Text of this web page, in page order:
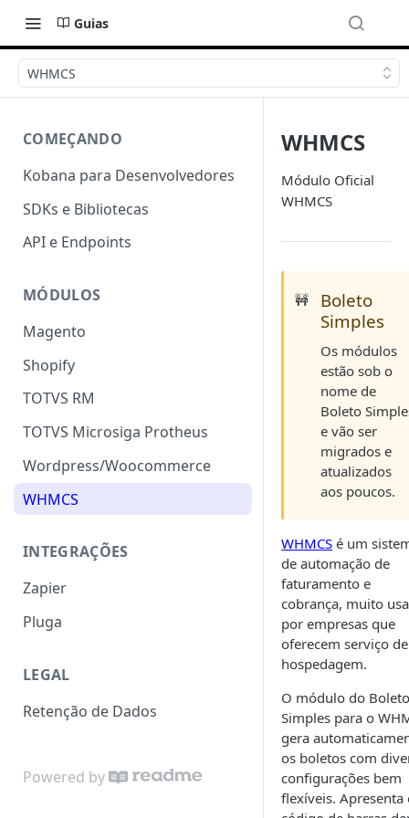
Guias
WHMCS
COMEÇANDO
Kobana para Desenvolvedores
SDKs e Bibliotecas
API e Endpoints
MÓDULOS
Magento
Shopify
TOTVS RM
TOTVS Microsiga Protheus
Wordpress/Woocommerce
WHMCS
INTEGRAÇÕES
Zapier
Pluga
LEGAL
Retenção de Dados
Powered by
WHMCS
Módulo Oficial
WHMCS
🚧
Boleto
Simples
Os módulos
estão sob o
nome de
Boleto
e vão ser
migrados e
atualizados
aos poucos.
WHMCS é um
de automação de
faturamento e
cobrança, muito
por empresas que
oferecem serviço de
hospedagem.
O módulo do Boleto
Simples para o
gera
os boletos com
configurações bem
flexíveis. Apresenta